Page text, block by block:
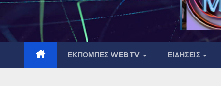
ΕΚΠΟΜΠΕΣ WEBTV ΕΙΔΗΣΕΙΣ